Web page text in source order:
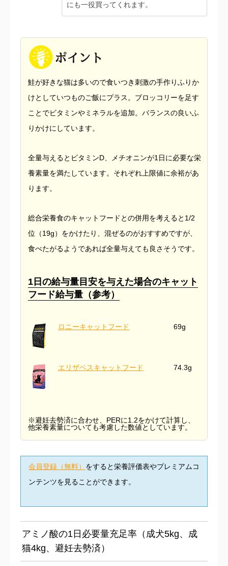
にも一役買ってくれます。
鮭が好きな猫は多いので食いつき刺激の手作りふりか
けとしていつものご飯にプラス。ブロッコリーを足す
ことでビタミンやミネラルを追加。バランスの良いふ
りかけにしています。
全量与えるとビタミンD、メチオニンが1日に必要な栄
養素量を満たしています。それぞれ上限値に余裕があ
ります。
総合栄養食のキャットフードとの併用を考えると1/2
位（19g）をかけたり、混ぜるのがおすすめですが、
食べたがるようであれば全量与えても良さそうです。
1日の給与量目安を与えた場合のキャット
フード給与量（参考）
ロニーキャットフード 69g
エリザベスキャットフード 74.3g
※避妊去勢済に合わせ、PERに1.2をかけて計算し、
他栄養素量についても考慮した数値としています。
会員登録（無料） をすると栄養評価表やプレミアムコ
ンテンツを見ることができます。
アミノ酸の1日必要量充足率（成犬5kg、成
猫4kg、避妊去勢済）